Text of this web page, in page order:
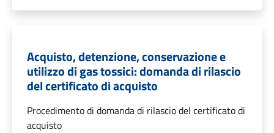
Acquisto, detenzione, conservazione e
utilizzo di gas tossici: domanda di rilascio
del certificato di acquisto
Procedimento di domanda di rilascio del certificato di
acquisto